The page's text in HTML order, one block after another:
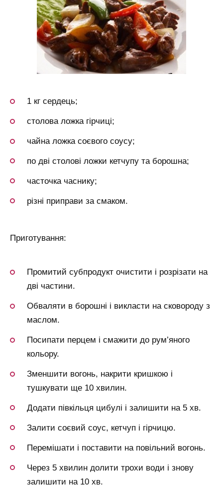
1 кг сердець;
столова ложка гірчиці;
чайна ложка соєвого соусу;
по дві столові ложки кетчупу та борошна;
часточка часнику;
різні приправи за смаком.
Приготування:
Промитий субпродукт очистити і розрізати на
дві частини.
Обваляти в борошні і викласти на сковороду з
маслом.
Посипати перцем і смажити до рум’яного
кольору.
Зменшити вогонь, накрити кришкою і
тушкувати ще 10 хвилин.
Додати півкільця цибулі і залишити на 5 хв.
Залити соєвий соус, кетчуп і гірчицю.
Перемішати і поставити на повільний вогонь.
Через 5 хвилин долити трохи води і знову
залишити на 10 хв.